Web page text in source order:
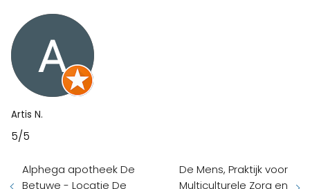
Artis N.
5/5
Alphega apotheek De
Betuwe - Locatie De
De Mens, Praktijk voor
Multiculturele Zorg en